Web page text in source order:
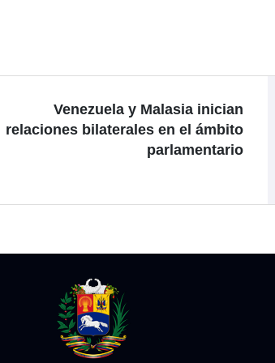
Venezuela y Malasia inician
relaciones bilaterales en el ámbito
parlamentario